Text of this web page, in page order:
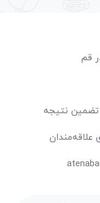
قم
تضمین نتیجه